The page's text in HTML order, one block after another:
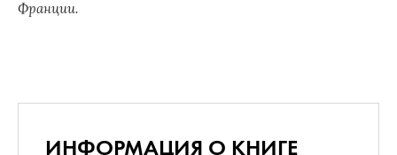
Франции.
ИНФОРМАЦИЯ О КНИГЕ